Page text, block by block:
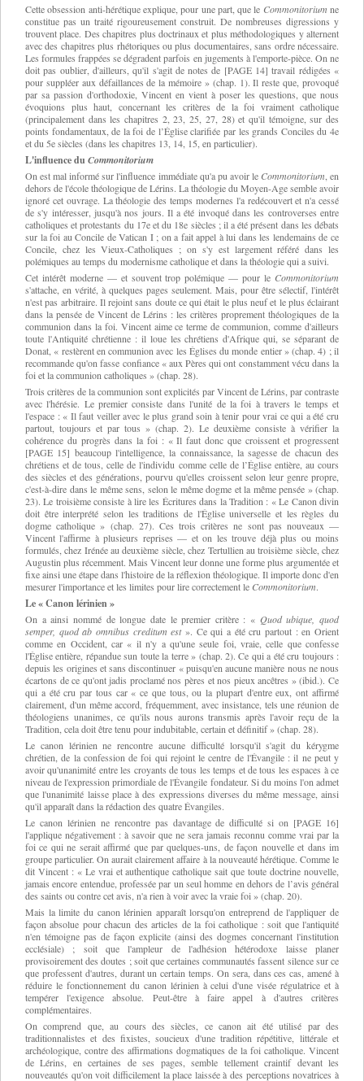
Cette obsession anti-hérétique explique, pour une part, que le Commonitorium ne
constitue pas un traité rigoureusement construit. De nombreuses digressions y
trouvent place. Des chapitres plus doctrinaux et plus méthodologiques y alternent
avec des chapitres plus rhétoriques ou plus documentaires, sans ordre nécessaire.
Les formules frappées se dégradent parfois en jugements à l'emporte-pièce. On ne
doit pas oublier, d'ailleurs, qu'il s'agit de notes de [PAGE 14] travail rédigées «
pour suppléer aux défaillances de la mémoire » (chap. 1). Il reste que, provoqué
par sa passion d'orthodoxie, Vincent en vient à poser les questions, que nous
évoquions plus haut, concernant les critères de la foi vraiment catholique
(principalement dans les chapitres 2, 23, 25, 27, 28) et qu'il témoigne, sur des
points fondamentaux, de la foi de l’Église clarifiée par les grands Conciles du 4e
et du 5e siècles (dans les chapitres 13, 14, 15, en particulier).
L'influence duCommonitorium
On est mal informé sur l'influence immédiate qu'a pu avoir le Commonitorium , en
dehors de l'école théologique de Lérins. La théologie du Moyen-Age semble avoir
ignoré cet ouvrage. La théologie des temps modernes l'a redécouvert et n'a cessé
de s'y intéresser, jusqu'à nos jours. Il a été invoqué dans les controverses entre
catholiques et protestants du 17e et du 18e siècles ; il a été présent dans les débats
sur la foi au Concile de Vatican I ; on a fait appel à lui dans les lendemains de ce
Concile, chez les Vieux-Catholiques ; on s'y est largement référé dans les
polémiques au temps du modernisme catholique et dans la théologie qui a suivi.
Cet intérêt moderne — et souvent trop polémique — pour le Commonitorium
s'attache, en vérité, à quelques pages seulement. Mais, pour être sélectif, l'intérêt
n'est pas arbitraire. Il rejoint sans doute ce qui était le plus neuf et le plus éclairant
dans la pensée de Vincent de Lérins : les critères proprement théologiques de la
communion dans la foi. Vincent aime ce terme de communion, comme d'ailleurs
toute l'Antiquité chrétienne : il loue les chrétiens d'Afrique qui, se séparant de
Donat, « restèrent en communion avec les Églises du monde entier » (chap. 4) ; il
recommande qu'on fasse confiance « aux Pères qui ont constamment vécu dans la
foi et la communion catholiques » (chap. 28).
Trois critères de la communion sont explicités par Vincent de Lérins, par contraste
avec l'hérésie. Le premier consiste dans l'unité de la foi à travers le temps et
l'espace : « Il faut veiller avec le plus grand soin à tenir pour vrai ce qui a été cru
partout, toujours et par tous » (chap. 2). Le deuxième consiste à vérifier la
cohérence du progrès dans la foi : « Il faut donc que croissent et progressent
[PAGE 15] beaucoup l'intelligence, la connaissance, la sagesse de chacun des
chrétiens et de tous, celle de l'individu comme celle de l’Église entière, au cours
des siècles et des générations, pourvu qu'elles croissent selon leur genre propre,
c'est-à-dire dans le même sens, selon le même dogme et la même pensée » (chap.
23). Le troisième consiste à lire les Écritures dans la Tradition : « Le Canon divin
doit être interprété selon les traditions de l'Église universelle et les règles du
dogme catholique » (chap. 27). Ces trois critères ne sont pas nouveaux —
Vincent l'affirme à plusieurs reprises — et on les trouve déjà plus ou moins
formulés, chez Irénée au deuxième siècle, chez Tertullien au troisième siècle, chez
Augustin plus récemment. Mais Vincent leur donne une forme plus argumentée et
fixe ainsi une étape dans l'histoire de la réflexion théologique. Il importe donc d'en
mesurer l'importance et les limites pour lire correctement le Commonitorium.
Le « Canon lérinien »
On a ainsi nommé de longue date le premier critère : « Quod ubique, quod
semper, quod ab omnibus creditum est». Ce qui a été cru partout : en Orient
comme en Occident, car « il n'y a qu'une seule foi, vraie, celle que confesse
l'Église entière, répandue sun toute la terre » (chap. 2). Ce qui a été cru toujours :
depuis les origines et sans discontinuer « puisqu'en aucune manière nous ne nous
écartons de ce qu'ont jadis proclamé nos pères et nos pieux ancêtres » (ibid.). Ce
qui a été cru par tous car « ce que tous, ou la plupart d'entre eux, ont affirmé
clairement, d'un même accord, fréquemment, avec insistance, tels une réunion de
théologiens unanimes, ce qu'ils nous aurons transmis après l'avoir reçu de la
Tradition, cela doit être tenu pour indubitable, certain et définitif » (chap. 28).
Le canon lérinien ne rencontre aucune difficulté lorsqu'il s'agit du kérygme
chrétien, de la confession de foi qui rejoint le centre de l'Évangile : il ne peut y
avoir qu'unanimité entre les croyants de tous les temps et de tous les espaces à ce
niveau de l'expression primordiale de l'Évangile fondateur. Si du moins l'on admet
que l'unanimité laisse place à des expressions diverses du même message, ainsi
qu'il apparaît dans la rédaction des quatre Évangiles.
Le canon lérinien ne rencontre pas davantage de difficulté si on [PAGE 16]
l'applique négativement : à savoir que ne sera jamais reconnu comme vrai par la
foi ce qui ne serait affirmé que par quelques-uns, de façon nouvelle et dans im
groupe particulier. On aurait clairement affaire à la nouveauté hérétique. Comme le
dit Vincent : « Le vrai et authentique catholique sait que toute doctrine nouvelle,
jamais encore entendue, professée par un seul homme en dehors de l’avis général
des saints ou contre cet avis, n'a rien à voir avec la vraie foi » (chap. 20).
Mais la limite du canon lérinien apparaît lorsqu'on entreprend de l'appliquer de
façon absolue pour chacun des articles de la foi catholique : soit que l'antiquité
n'en témoigne pas de façon explicite (ainsi des dogmes concernant l'institution
ecclésiale) ; soit que l'ampleur de l'adhésion hétérodoxe laisse planer
provisoirement des doutes ; soit que certaines communautés fassent silence sur ce
que professent d'autres, durant un certain temps. On sera, dans ces cas, amené à
réduire le fonctionnement du canon lérinien à celui d'une visée régulatrice et à
tempérer l'exigence absolue. Peut-être à faire appel à d'autres critères
complémentaires.
On comprend que, au cours des siècles, ce canon ait été utilisé par des
traditionnalistes et des fixistes, soucieux d'une tradition répétitive, littérale et
archéologique, contre des affirmations dogmatiques de la foi catholique. Vincent
de Lérins, en certaines de ses pages, semble tellement craintif devant les
nouveautés qu'on voit difficilement la place laissée à des perceptions novatrices à